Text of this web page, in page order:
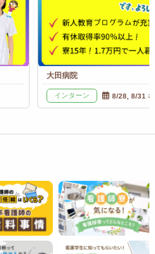
大田病院
インターン 8/28, 8/31